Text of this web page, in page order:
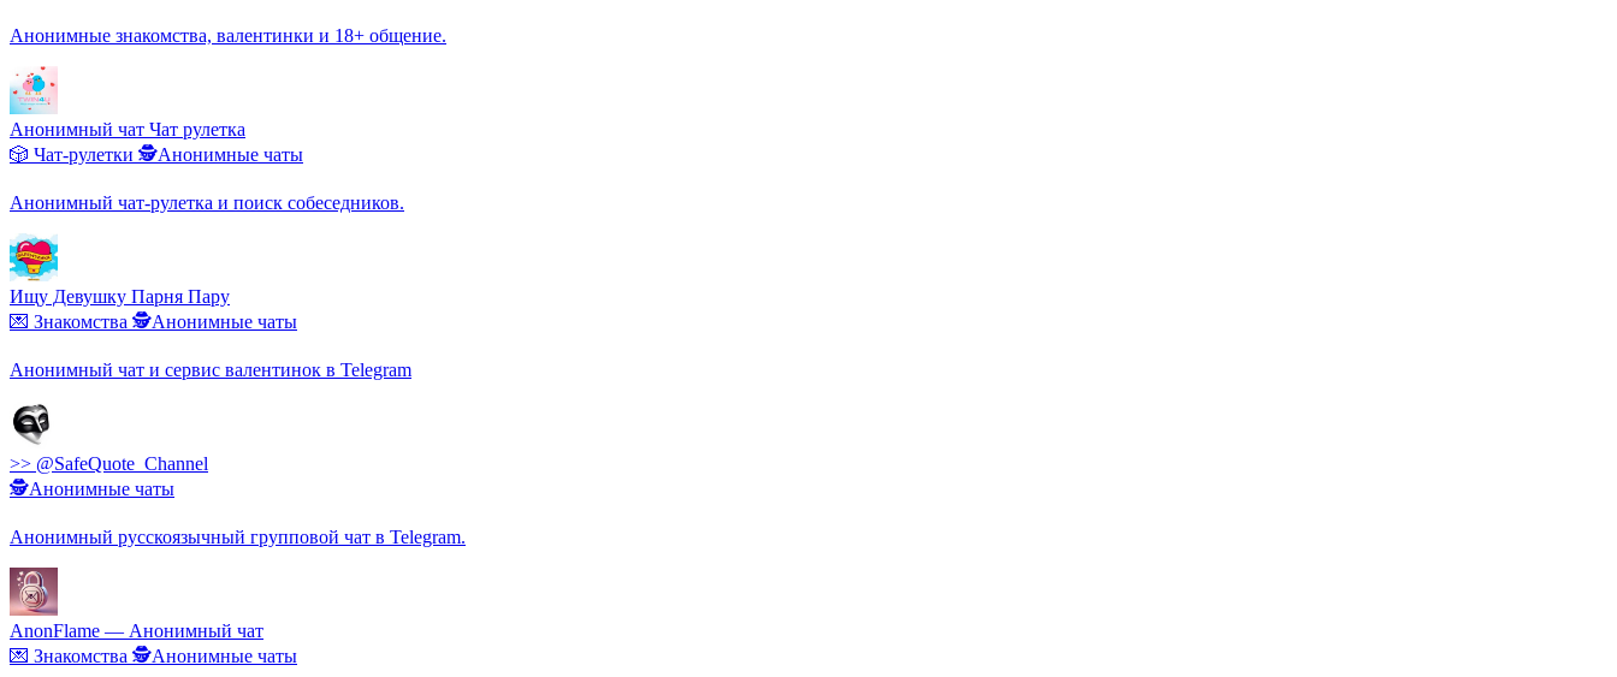
Анонимные знакомства, валентинки и 18+ общение.
Анонимный чат Чат рулетка
🎲 Чат-рулетки 🕵️Анонимные чаты
Анонимный чат-рулетка и поиск собеседников.
Ищу Девушку Парня Пару
💌 Знакомства 🕵️Анонимные чаты
Анонимный чат и сервис валентинок в Telegram
>> @SafeQuote_Channel
🕵️Анонимные чаты
Анонимный русскоязычный групповой чат в Telegram.
AnonFlame — Анонимный чат
💌 Знакомства 🕵️Анонимные чаты